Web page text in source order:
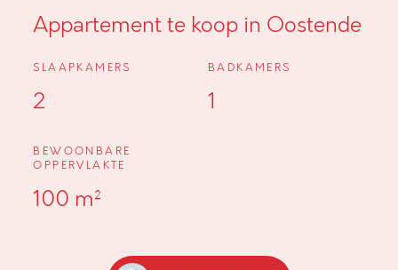
Appartement te koop in Oostende
SLAAPKAMERS
2
BADKAMERS
1
BEWOONBARE
OPPERVLAKTE
100 m²